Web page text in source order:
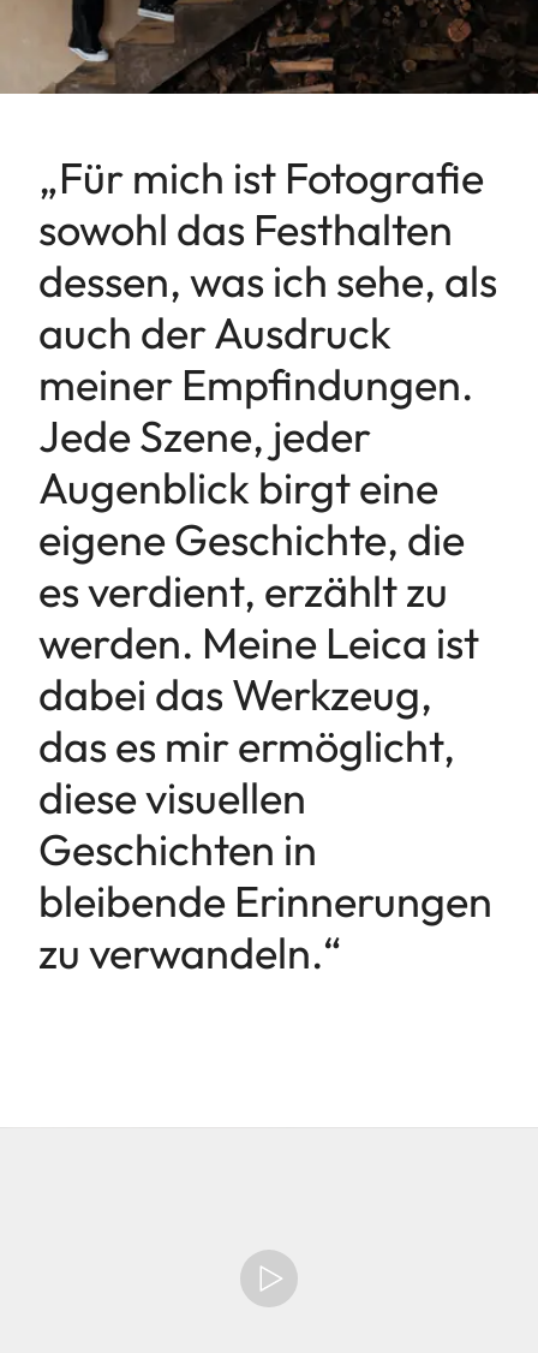
„Für mich ist Fotografie
sowohl das Festhalten
dessen, was ich sehe, als
auch der Ausdruck
meiner Empfindungen.
Jede Szene, jeder
Augenblick birgt eine
eigene Geschichte, die
es verdient, erzählt zu
werden. Meine Leica ist
dabei das Werkzeug,
das es mir ermöglicht,
diese visuellen
Geschichten in
bleibende Erinnerungen
zu verwandeln.“